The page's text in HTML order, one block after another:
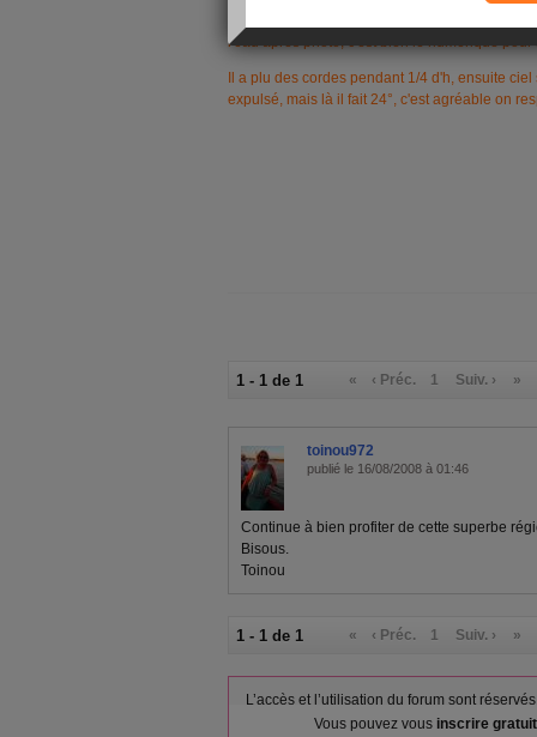
l'eau après photo, c'est bien le numérique pour
Il a plu des cordes pendant 1/4 d'h, ensuite
expulsé, mais là il fait 24°, c'est agréable on
1 - 1 de 1 « ‹ Préc. 1 Suiv. › »
toinou972
publié le 16/08/2008 à 01:46
Continue à bien profiter de cette superbe
Bisous.
Toinou
1 - 1 de 1 « ‹ Préc. 1 Suiv. › »
L’accès et l’utilisation du forum sont
Vous pouvez vous inscrire